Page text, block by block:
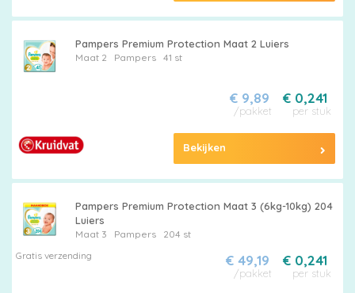
Pampers Premium Protection Maat 2 Luiers
Maat 2 Pampers 41 st
€ 0,241
per stuk
€ 9,89
/pakket
Bekijken
Pampers Premium Protection Maat 3 (6kg-10kg) 204
Luiers
Maat 3 Pampers
204 st
Gratis verzending
€ 0,241
per stuk
€ 49,19
/pakket